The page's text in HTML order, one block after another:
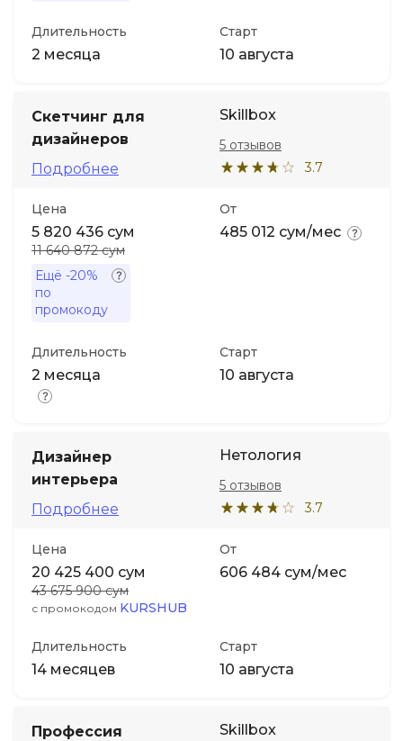
Длительность
2 месяца
Старт
10 августа
Скетчинг для
дизайнеров
Подробнее
Skillbox
3.7
5 отзывов
Цена
5 820 436 сум
11 640 872 сум
Ещё -20%
по
промокоду
От
485 012 сум/мес
Длительность
2 месяца
Старт
10 августа
Дизайнер
интерьера
Подробнее
Нетология
3.7
5 отзывов
Цена
20 425 400 сум
43 675 900 сум
с промокодом KURSHUB
От
606 484 сум/мес
Длительность
14 месяцев
Старт
10 августа
Профессия
Skillbox
Акции и промокоды